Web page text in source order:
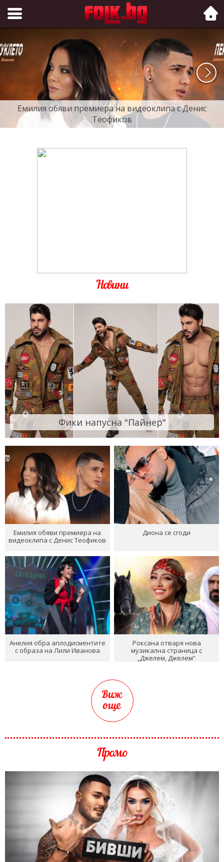
Folk.bg
Емилия обяви премиера на видеоклипа с Денис
Теофиков
Новини
Фики напусна "Пайнер"
Емилия обяви премиера на
видеоклипа с Денис Теофиков
Диона се сгоди
Анелия обра аплодисментите
с образа на Лили Иванова
Роксана отваря нова
музикална страница с
„Джелем, Джелем“
Виж
още
Промо